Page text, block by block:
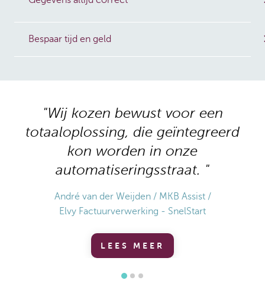
Bespaar tijd en geld
Wij kozen bewust voor een
totaaloplossing, die geïntegreerd
kon worden in onze
automatiseringsstraat.
André van der Weijden
MKB Assist
Elvy Factuurverwerking - SnelStart
LEES MEER